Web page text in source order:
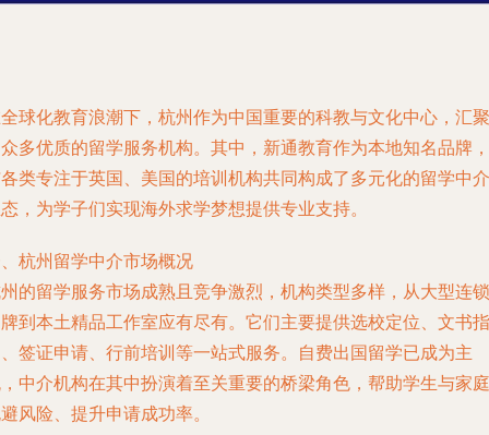
球化教育浪潮下，杭州作为中国重要的科教与文化中心，汇聚
多优质的留学服务机构。其中，新通教育作为本地知名品牌，
类专注于英国、美国的培训机构共同构成了多元化的留学中介
，为学子们实现海外求学梦想提供专业支持。
杭州留学中介市场概况
的留学服务市场成熟且竞争激烈，机构类型多样，从大型连锁
到本土精品工作室应有尽有。它们主要提供选校定位、文书指
签证申请、行前培训等一站式服务。自费出国留学已成为主
中介机构在其中扮演着至关重要的桥梁角色，帮助学生与家庭
风险、提升申请成功率。